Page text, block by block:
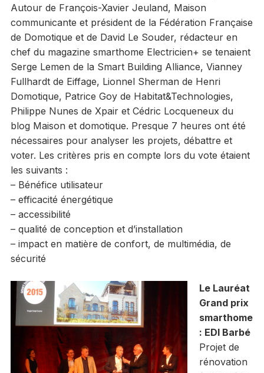
Autour de François-Xavier Jeuland, Maison
communicante et président de la Fédération Française
de Domotique et de David Le Souder, rédacteur en
chef du magazine smarthome Electricien+ se tenaient
Serge Lemen de la Smart Building Alliance, Vianney
Fullhardt de Eiffage, Lionnel Sherman de Henri
Domotique, Patrice Goy de Habitat&Technologies,
Philippe Nunes de Xpair et Cédric Locqueneux du
blog Maison et domotique. Presque 7 heures ont été
nécessaires pour analyser les projets, débattre et
voter. Les critères pris en compte lors du vote étaient
les suivants :
– Bénéfice utilisateur
– efficacité énergétique
– accessibilité
– qualité de conception et d’installation
– impact en matière de confort, de multimédia, de
sécurité
Le Lauréat
Grand prix
smarthome
: EDI Barbé
Projet de
rénovation